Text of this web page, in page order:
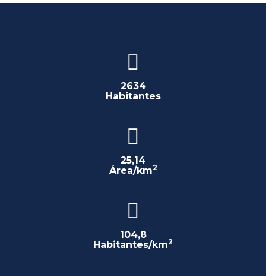
2634
Habitantes
25,14
Área/km2
104,8
Habitantes/km2